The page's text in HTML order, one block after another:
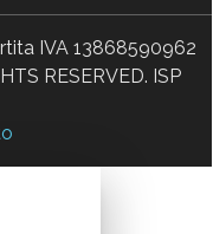
IVA 13868590962
RESERVED. ISP